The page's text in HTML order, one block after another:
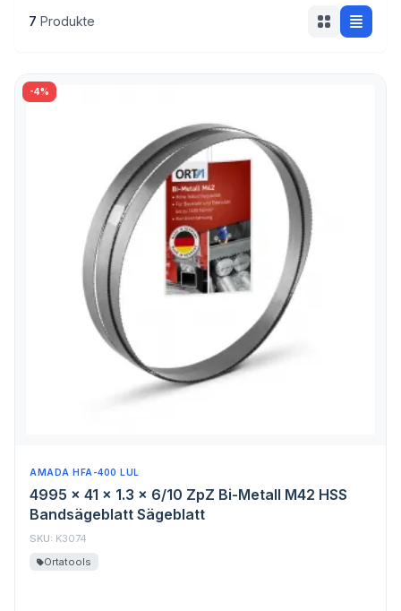
7 Produkte
-4%
AMADA HFA-400 LUL
4995 x 41 x 1.3 x 6/10 ZpZ Bi-Metall M42 HSS
Bandsägeblatt Sägeblatt
SKU: K3074
Ortatools